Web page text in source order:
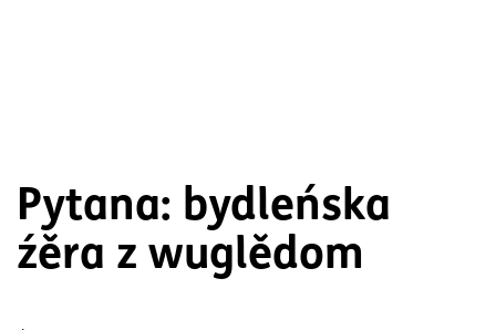
Pytana: bydleńska
źěra z wuglědom